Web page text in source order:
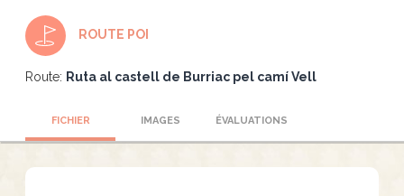
ROUTE POI
Route: Ruta al castell de Burriac pel camí Vell
FICHIER IMAGES ÉVALUATIONS